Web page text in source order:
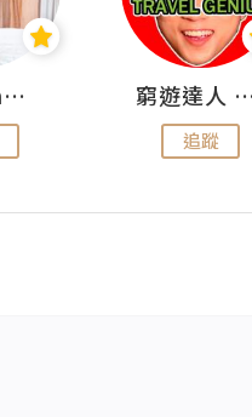
rikalammm 窮遊達人
追蹤